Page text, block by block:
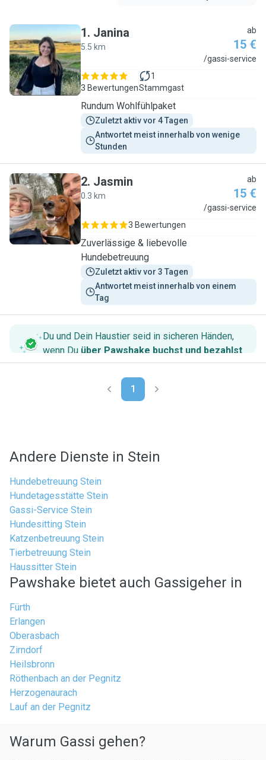
J
1. Janina
5.5 km
ab
15 €
/gassi-service
3 Bewertungen
1
Stammgast
Rundum Wohlfühlpaket
Zuletzt aktiv vor 4 Tagen
Antwortet meist innerhalb von wenige
Stunden
J
2. Jasmin
0.3 km
ab
15 €
/gassi-service
3 Bewertungen
Zuverlässige & liebevolle
Hundebetreuung
Zuletzt aktiv vor 3 Tagen
Antwortet meist innerhalb von einem
Tag
Du und Dein Haustier seid in sicheren Händen,
wenn Du über Pawshake buchst und bezahlst.
1
Andere Dienste in Stein
Hundebetreuung Stein
Hundetagesstätte Stein
Gassi-Service Stein
Hundesitting Stein
Katzenbetreuung Stein
Tierbetreuung Stein
Haussitter Stein
Pawshake bietet auch Gassigeher in
Fürth
Erlangen
Oberasbach
Zirndorf
Heilsbronn
Röthenbach an der Pegnitz
Herzogenaurach
Lauf an der Pegnitz
Warum Gassi gehen?